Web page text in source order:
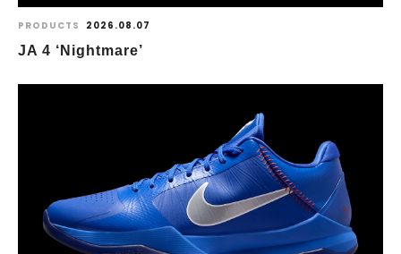
PRODUCTS 2026.08.07
JA 4 ‘Nightmare’